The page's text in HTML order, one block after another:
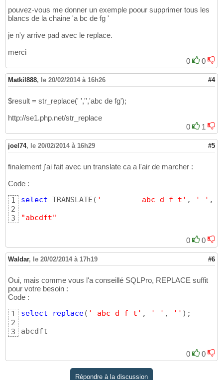
pouvez-vous me donner un exemple poour supprimer tous les
blancs de la chaine 'a bc de fg '
je n'y arrive pad avec le replace.
merci
0
0
Matkil888, le 20/02/2014 à 16h26 #4
$result = str_replace(' ','','abc de fg');
http://se1.php.net/str_replace
0
1
joel74, le 20/02/2014 à 16h29 #5
finalement j'ai fait avec un translate ca a l'air de marcher :
Code :
1
2
3
select TRANSLATE ( '         abc d f t' , ' ' ,
"abcdft"
0 0
Waldar, le 20/02/2014 à 17h19 #6
Oui, mais comme vous l'a conseillé SQLPro, REPLACE suffit
pour votre besoin :
Code :
1
2
3
select replace( ' abc d f t' , ' ' , '' ) ;
abcdft
0 0
Répondre à la discussion